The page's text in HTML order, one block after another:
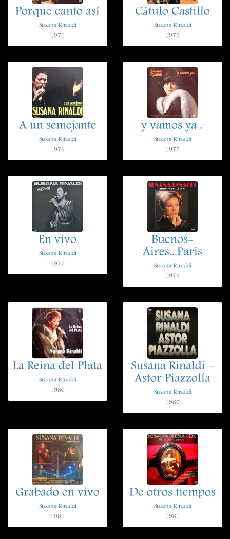
Porque canto así
Susana Rinaldi
1971
Cátulo Castillo
Susana Rinaldi
1973
A un semejante
Susana Rinaldi
1976
y vamos ya...
Susana Rinaldi
1977
En vivo
Susana Rinaldi
1977
Buenos-
Aires...Paris
Susana Rinaldi
1979
La Reina del Plata
Susana Rinaldi
1980
Susana Rinaldi -
Astor Piazzolla
Susana Rinaldi
1980
Grabado en vivo
Susana Rinaldi
1981
De otros tiempos
Susana Rinaldi
1981